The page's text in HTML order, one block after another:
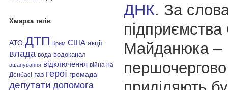
Хмарка тегів
АТО ДТП Крим США акції
влада вода водоканал
вшанування відключення війна на
Донбасі газ герої громада
депутати допомога
ДНК. За
Майданюка –